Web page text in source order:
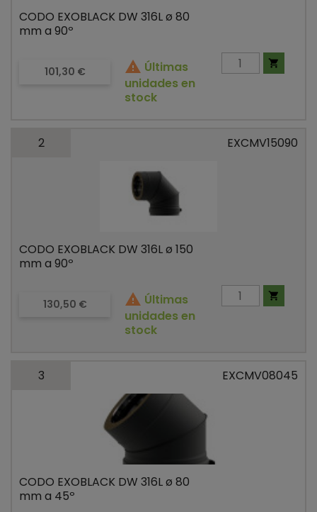
CODO EXOBLACK DW 316L ø 80
mm a 90º
Precio
101,30 €  Últimas
unidades en
stock

2 EXCMV15090
CODO EXOBLACK DW 316L ø 150
mm a 90º
Precio
130,50 €  Últimas
unidades en
stock

3 EXCMV08045
CODO EXOBLACK DW 316L ø 80
mm a 45º